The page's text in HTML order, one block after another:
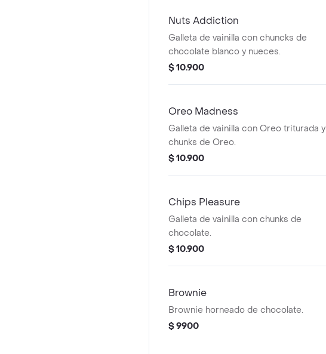
Nuts Addiction
Galleta de vainilla con chuncks de
chocolate blanco y nueces.
$ 10.900
Oreo Madness
Galleta de vainilla con Oreo triturada y
chunks de Oreo.
$ 10.900
Chips Pleasure
Galleta de vainilla con chunks de
chocolate.
$ 10.900
Brownie
Brownie horneado de chocolate.
$ 9900